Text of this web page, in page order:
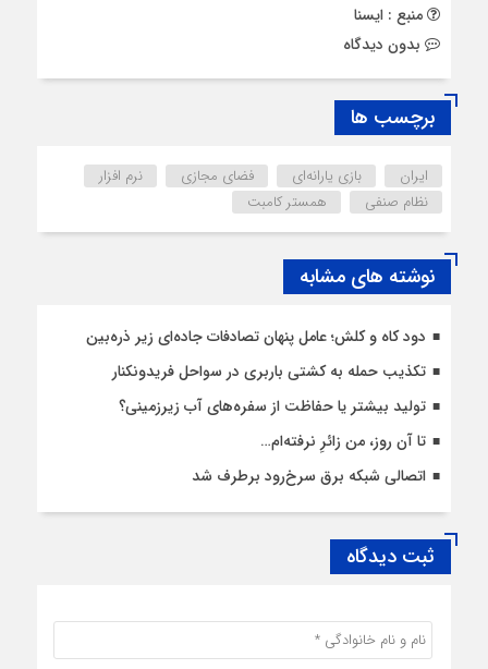
منبع : ایسنا
بدون دیدگاه
برچسب ها
ایران بازی یارانه‌ای فضای مجازی
نرم افزار
نظام صنفی
همستر کامبت
نوشته های مشابه
دود کاه و کلش؛ عامل پنهان تصادفات جاده‌ای زیر ذره‌بین
تکذیب حمله به کشتی باربری در سواحل فریدونکنار
تولید بیشتر یا حفاظت از سفره‌های آب زیرزمینی؟
تا آن روز، من زائرِ نرفته‌ام…
اتصالی شبکه برق سرخ‌رود برطرف شد
ثبت دیدگاه